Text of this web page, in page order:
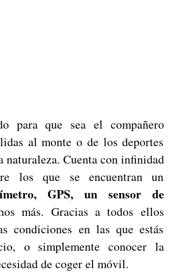
para que sea el compañero
al monte o de los deportes
naturaleza. Cuenta con infinidad
los que se encuentran un
GPS, un sensor de
más. Gracias a todos ellos
condiciones en las que estás
o simplemente conocer la
de coger el móvil.